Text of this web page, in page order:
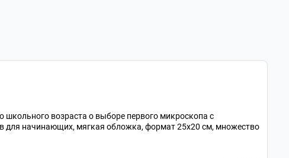
школьного возраста о выборе первого микроскопа с
для начинающих, мягкая обложка, формат 25х20 см, множество